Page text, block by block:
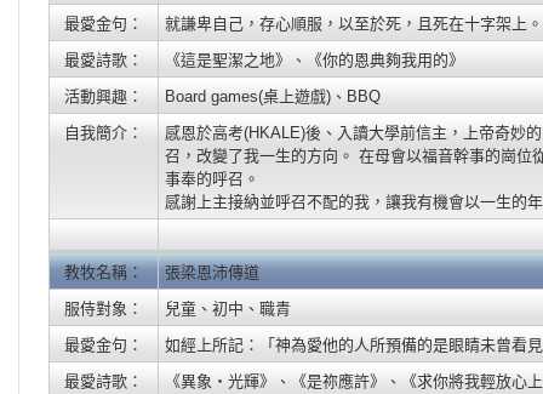
最愛金句：
就謙卑自己，存心順服，以至於死，且死在十字架上
最愛詩歌：
《這是聖潔之地》、《你的恩典夠我用的》
活動興趣：
Board games(桌上遊戲)、BBQ
自我簡介：
感恩於高考(HKALE)後、入讀大學前信主，上帝奇妙
召，改變了我一生的方向。 在母會以福音幹事的崗
事奉的呼召。
感謝上主接納並呼召不配的我，讓我有機會以一生的
教牧名稱：
張梁恩沛傳道
服侍對象：
兒童、初中、職青
最愛金句：
如經上所記：「神為愛他的人所預備的是眼睛未曾看
最愛詩歌：
《異象‧光輝》、《是祢應許》、《求你將我輕放心